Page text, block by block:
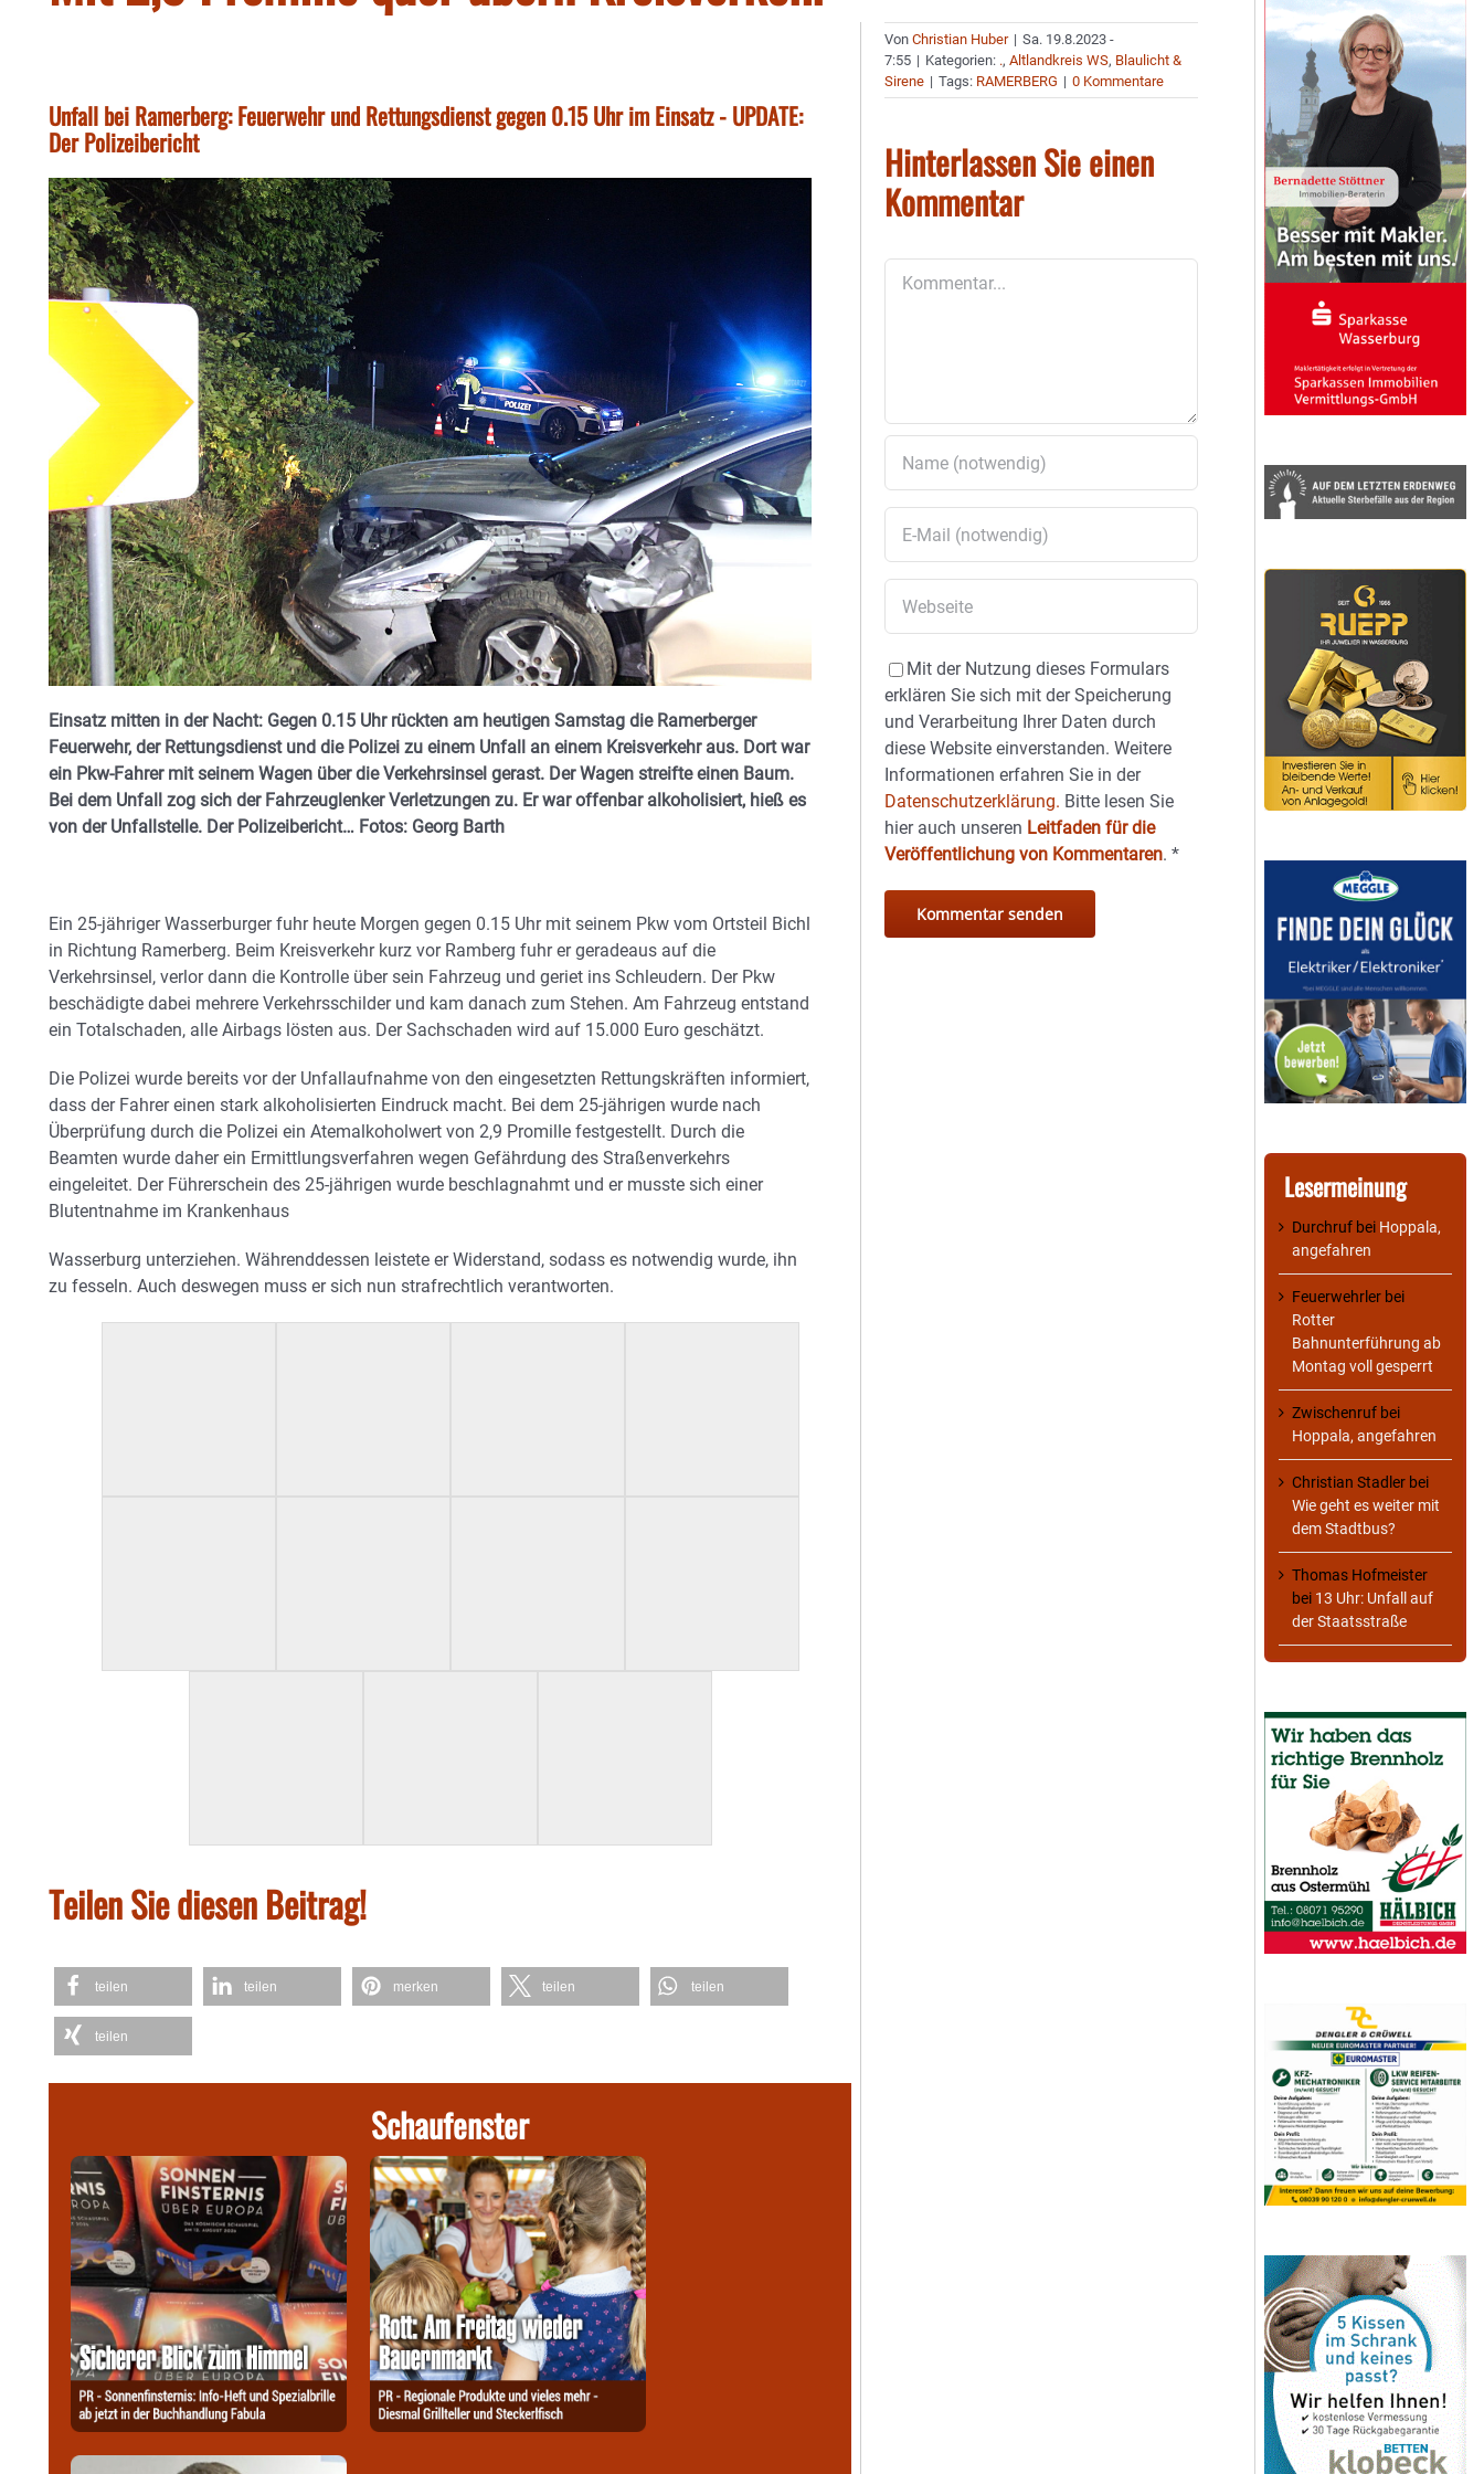
Unfall bei Ramerberg: Feuerwehr und Rettungsdienst gegen 0.15 Uhr im Einsatz - UPDATE:
Der Polizeibericht
Einsatz mitten in der Nacht: Gegen 0.15 Uhr rückten am heutigen Samstag die Ramerberger
Feuerwehr, der Rettungsdienst und die Polizei zu einem Unfall an einem Kreisverkehr aus. Dort war
ein Pkw-Fahrer mit seinem Wagen über die Verkehrsinsel gerast. Der Wagen streifte einen Baum.
Bei dem Unfall zog sich der Fahrzeuglenker Verletzungen zu. Er war offenbar alkoholisiert, hieß es
von der Unfallstelle. Der Polizeibericht… Fotos: Georg Barth
Ein 25-jähriger Wasserburger fuhr heute Morgen gegen 0.15 Uhr mit seinem Pkw vom Ortsteil Bichl
in Richtung Ramerberg. Beim Kreisverkehr kurz vor Ramberg fuhr er geradeaus auf die
Verkehrsinsel, verlor dann die Kontrolle über sein Fahrzeug und geriet ins Schleudern. Der Pkw
beschädigte dabei mehrere Verkehrsschilder und kam danach zum Stehen. Am Fahrzeug entstand
ein Totalschaden, alle Airbags lösten aus. Der Sachschaden wird auf 15.000 Euro geschätzt.
Die Polizei wurde bereits vor der Unfallaufnahme von den eingesetzten Rettungskräften informiert,
dass der Fahrer einen stark alkoholisierten Eindruck macht. Bei dem 25-jährigen wurde nach
Überprüfung durch die Polizei ein Atemalkoholwert von 2,9 Promille festgestellt. Durch die
Beamten wurde daher ein Ermittlungsverfahren wegen Gefährdung des Straßenverkehrs
eingeleitet. Der Führerschein des 25-jährigen wurde beschlagnahmt und er musste sich einer
Blutentnahme im Krankenhaus
Wasserburg unterziehen. Währenddessen leistete er Widerstand, sodass es notwendig wurde, ihn
zu fesseln. Auch deswegen muss er sich nun strafrechtlich verantworten.
Teilen Sie diesen Beitrag!
teilen teilen merken teilen teilen
teilen
Schaufenster
VonChristian Huber | Sa. 19.8.2023 -
7:55 | Kategorien: .,Altlandkreis WS, Blaulicht &
Sirene | Tags: RAMERBERG | 0 Kommentare
Hinterlassen Sie einen
Kommentar
Mit der Nutzung dieses Formulars
erklären Sie sich mit der Speicherung
und Verarbeitung Ihrer Daten durch
diese Website einverstanden. Weitere
Informationen erfahren Sie in der
Datenschutzerklärung. Bitte lesen Sie
hier auch unseren Leitfaden für die
Veröffentlichung von Kommentaren.*
Lesermeinung
Durchruf bei Hoppala,
angefahren
Feuerwehrler bei
Rotter
Bahnunterführung ab
Montag voll gesperrt
Zwischenruf bei
Hoppala, angefahren
Christian Stadler bei
Wie geht es weiter mit
dem Stadtbus?
Thomas Hofmeister
bei 13 Uhr: Unfall auf
der Staatsstraße